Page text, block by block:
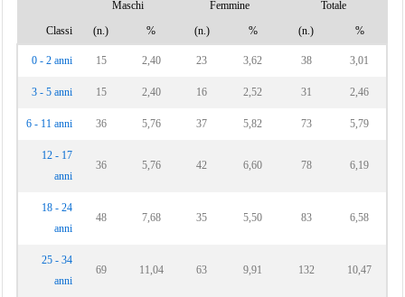
Maschi Femmine
Totale
Classi
(n.) % (n.) % (n.) %
0 - 2 anni 15 2,40 23 3,62 38 3,01
3 - 5 anni 15 2,40 16 2,52 31 2,46
6 - 11 anni 36 5,76 37 5,82 73 5,79
12 - 17
anni
36 5,76 42 6,60 78 6,19
18 - 24
anni
48 7,68 35 5,50 83 6,58
25 - 34
anni
69 11,04 63 9,91 132 10,47